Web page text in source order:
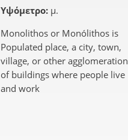
Υψόμετρο: μ.
Monolithos or Monólithos is
Populated place, a city, town,
village, or other agglomeration
of buildings where people live
and work